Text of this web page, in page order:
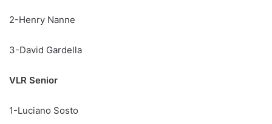
2-Henry Nanne
3-David Gardella
VLR Senior
1-Luciano Sosto